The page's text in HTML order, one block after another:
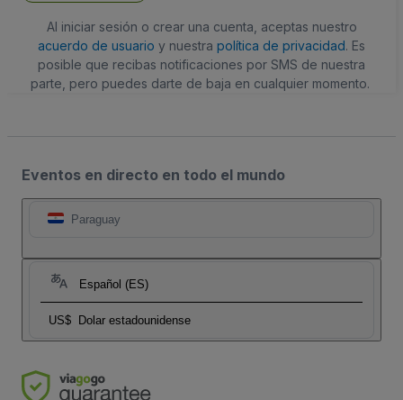
Al iniciar sesión o crear una cuenta, aceptas nuestro
acuerdo de usuario y nuestra política de privacidad. Es
posible que recibas notificaciones por SMS de nuestra
parte, pero puedes darte de baja en cualquier momento.
Eventos en directo en todo el mundo
Paraguay
Español (ES)
US$ Dolar estadounidense